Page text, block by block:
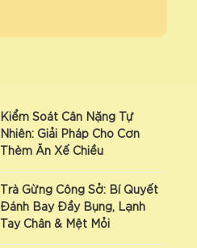
Kiểm Soát Cân Nặng Tự
Nhiên: Giải Pháp Cho Cơn
Thèm Ăn Xế Chiều
Trà Gừng Công Sở: Bí Quyết
Đánh Bay Đầy Bụng, Lạnh
Tay Chân & Mệt Mỏi